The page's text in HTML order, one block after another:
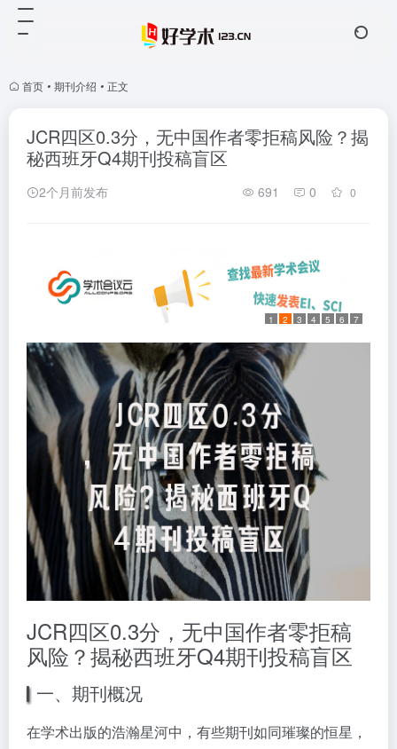
首页 • 期刊介绍 • 正文
JCR四区0.3分，无中国作者零拒稿风险？揭
秘西班牙Q4期刊投稿盲区
2个月前发布 691 0 0
1 2 3 4 5 6 7
JCR四区0.3分，无中国作者零拒稿
风险？揭秘西班牙Q4期刊投稿盲区
一、期刊概况
在学术出版的浩瀚星河中，有些期刊如同璀璨的恒星，